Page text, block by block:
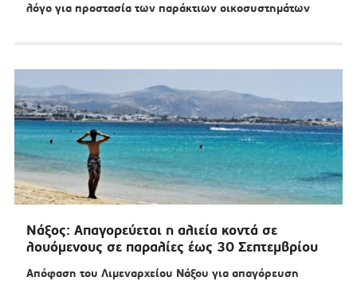
λόγο για προστασία των παράκτιων οικοσυστημάτων
Νάξος: Απαγορεύεται η αλιεία κοντά σε
λουόμενους σε παραλίες έως 30 Σεπτεμβρίου
Απόφαση του Λιμεναρχείου Νάξου για απαγόρευση